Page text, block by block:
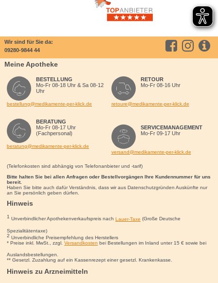
Wir sind für Sie da:
09280-9844 44
Meine Apotheke
BESTELLUNG
Mo-Fr 08-18 Uhr & Sa 08-12
Uhr
bestellung@medikamente-per-klick.de
BERATUNG
Mo-Fr 08-17 Uhr
(Fachpersonal)
beratung@medikamente-per-klick.de
RETOUR
Mo-Fr 08-16 Uhr
retoure@medikamente-per-klick.de
SERVICEMANAGEMENT
Mo-Fr 09-17 Uhr
versand@medikamente-per-klick.de
(Telefonkosten sind abhängig von Telefonanbieter und -tarif)
Bitte halten Sie bei allen Anfragen oder Bestellvorgängen Ihre Kundennummer für uns
bereit.
Haben Sie bitte auch dafür Verständnis, dass wir aus Datenschutzgründen Auskünfte nur
an Sie persönlich geben dürfen.
Hinweis
1 Unverbindlicher Apothekenverkaufspreis nach Lauer-Taxe (Große Deutsche
Spezialitätentaxe)
2 Unverbindliche Preisempfehlung des Herstellers
* Preise inkl. MwSt., zzgl. Versandkosten bei Bestellungen im Inland unter 15 €sowie bei
Auslandsbestellungen.
** Gesetzl. Zuzahlung auf ein Kassenrezept einer gesetzl. Krankenkasse.
Hinweis zu Arzneimitteln